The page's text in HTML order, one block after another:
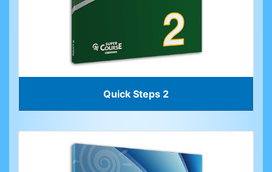
Quick Steps 2